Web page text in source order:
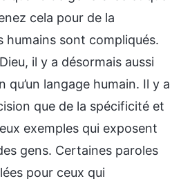
cela pour de la
humains sont compliqués.
il y a désormais aussi
qu’un langage humain. Il y a
que de la spécificité et
exemples qui exposent
gens. Certaines paroles
pour ceux qui